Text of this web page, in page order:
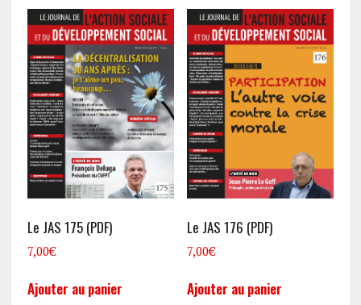
Le JAS 175 (PDF)
7,00€
Ajouter au panier
Le JAS 176 (PDF)
7,00€
Ajouter au panier